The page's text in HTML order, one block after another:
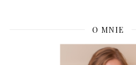
O MNIE